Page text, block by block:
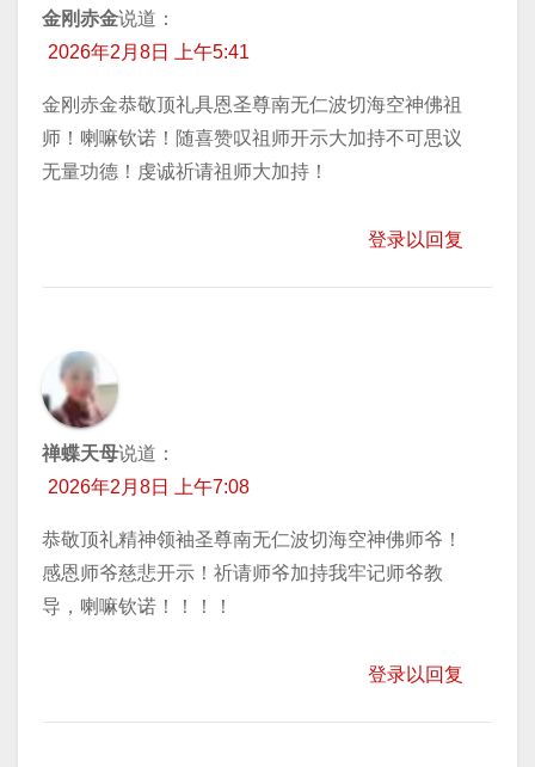
金刚赤金说道：
2026年2月8日 上午5:41
金刚赤金恭敬顶礼具恩圣尊南无仁波切海空神佛祖
师！喇嘛钦诺！随喜赞叹祖师开示大加持不可思议
无量功德！虔诚祈请祖师大加持！
登录以回复
禅蝶天母说道：
2026年2月8日 上午7:08
恭敬顶礼精神领袖圣尊南无仁波切海空神佛师爷！
感恩师爷慈悲开示！祈请师爷加持我牢记师爷教
导，喇嘛钦诺！！！！
登录以回复